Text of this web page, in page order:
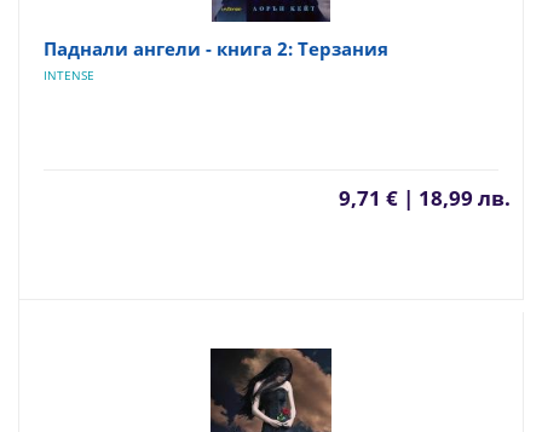
Паднали ангели - книга 2: Терзания
INTENSE
9,71 € | 18,99 лв.